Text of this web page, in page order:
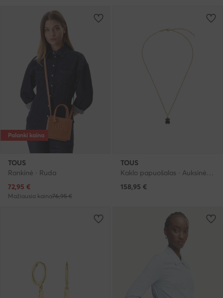
Palanki kaina
TOUS
Rankinė · Ruda
Dabartinė kaina
72,95 €
Mažiausia kaina76,95 €
TOUS
Kaklo papuošalas · Auksinė · Paauksuotas sidabras
158,95 €